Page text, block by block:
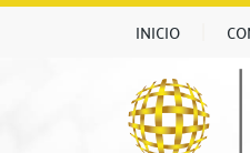
INICIO